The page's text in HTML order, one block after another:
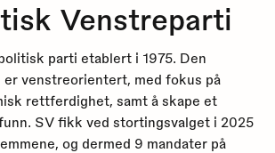
Venstreparti
parti etablert i 1975. Den
venstreorientert, med fokus på
rettferdighet, samt å skape et
SV fikk ved stortingsvalget i 2025
og dermed 9 mandater på